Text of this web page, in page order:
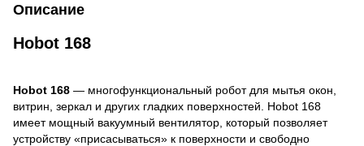
Описание
Hobot 168
Hobot 168 — многофункциональный робот для мытья окон,
витрин, зеркал и других гладких поверхностей. Hobot 168
имеет мощный вакуумный вентилятор, который позволяет
устройству «присасываться» к поверхности и свободно